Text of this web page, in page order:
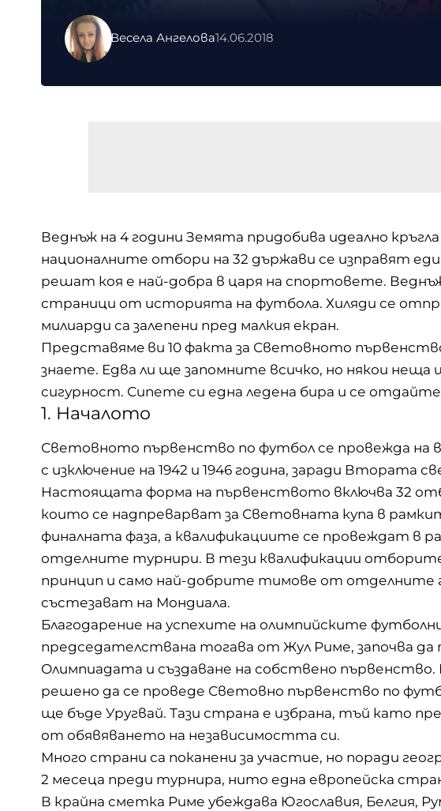
Весела Ангелова14.06.2018
Веднъж на 4 години Земята придобива идеално
националните отбори на 32 държави се изправят
решат коя е най-добра в царя на спортовете.
страници от историята на футбола. Хиляди се
милиарди са залепени пред малкия екран.
Представямe ви 10 факта за Световното
знаете. Едва ли ще запомните всичко, но някои
сигурност. Сипете си една ледена бира и се
1. Началото
Световното първенство по футбол се провежда на
с изключение на 1942 и 1946 година, заради Втората
Настоящата форма на първенството включва 32
които се надпреварват за Световната купа в
финалната фаза, а квалификациите се провеждат в
отделните турнири. В тези квалификации отборите
принцип и само най-добрите тимове от отделните
състезават на Мондиала.
Благодарение на успехите на олимпийските
председателствана тогава от Жул Риме, започва
Олимпиадата и създаване на собствено първенство.
решено да се проведе Световно първенство по
ще бъде Уругвай. Тази страна е избрана, тъй като
от обявяването на независимостта си.
Много страни са поканени за участие, но поради
2 месеца преди турнира, нито една европейска
В крайна сметка Риме убеждава Югославия, Белгия,